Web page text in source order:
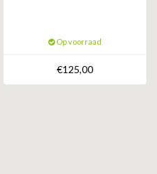
Op voorraad
€125,00